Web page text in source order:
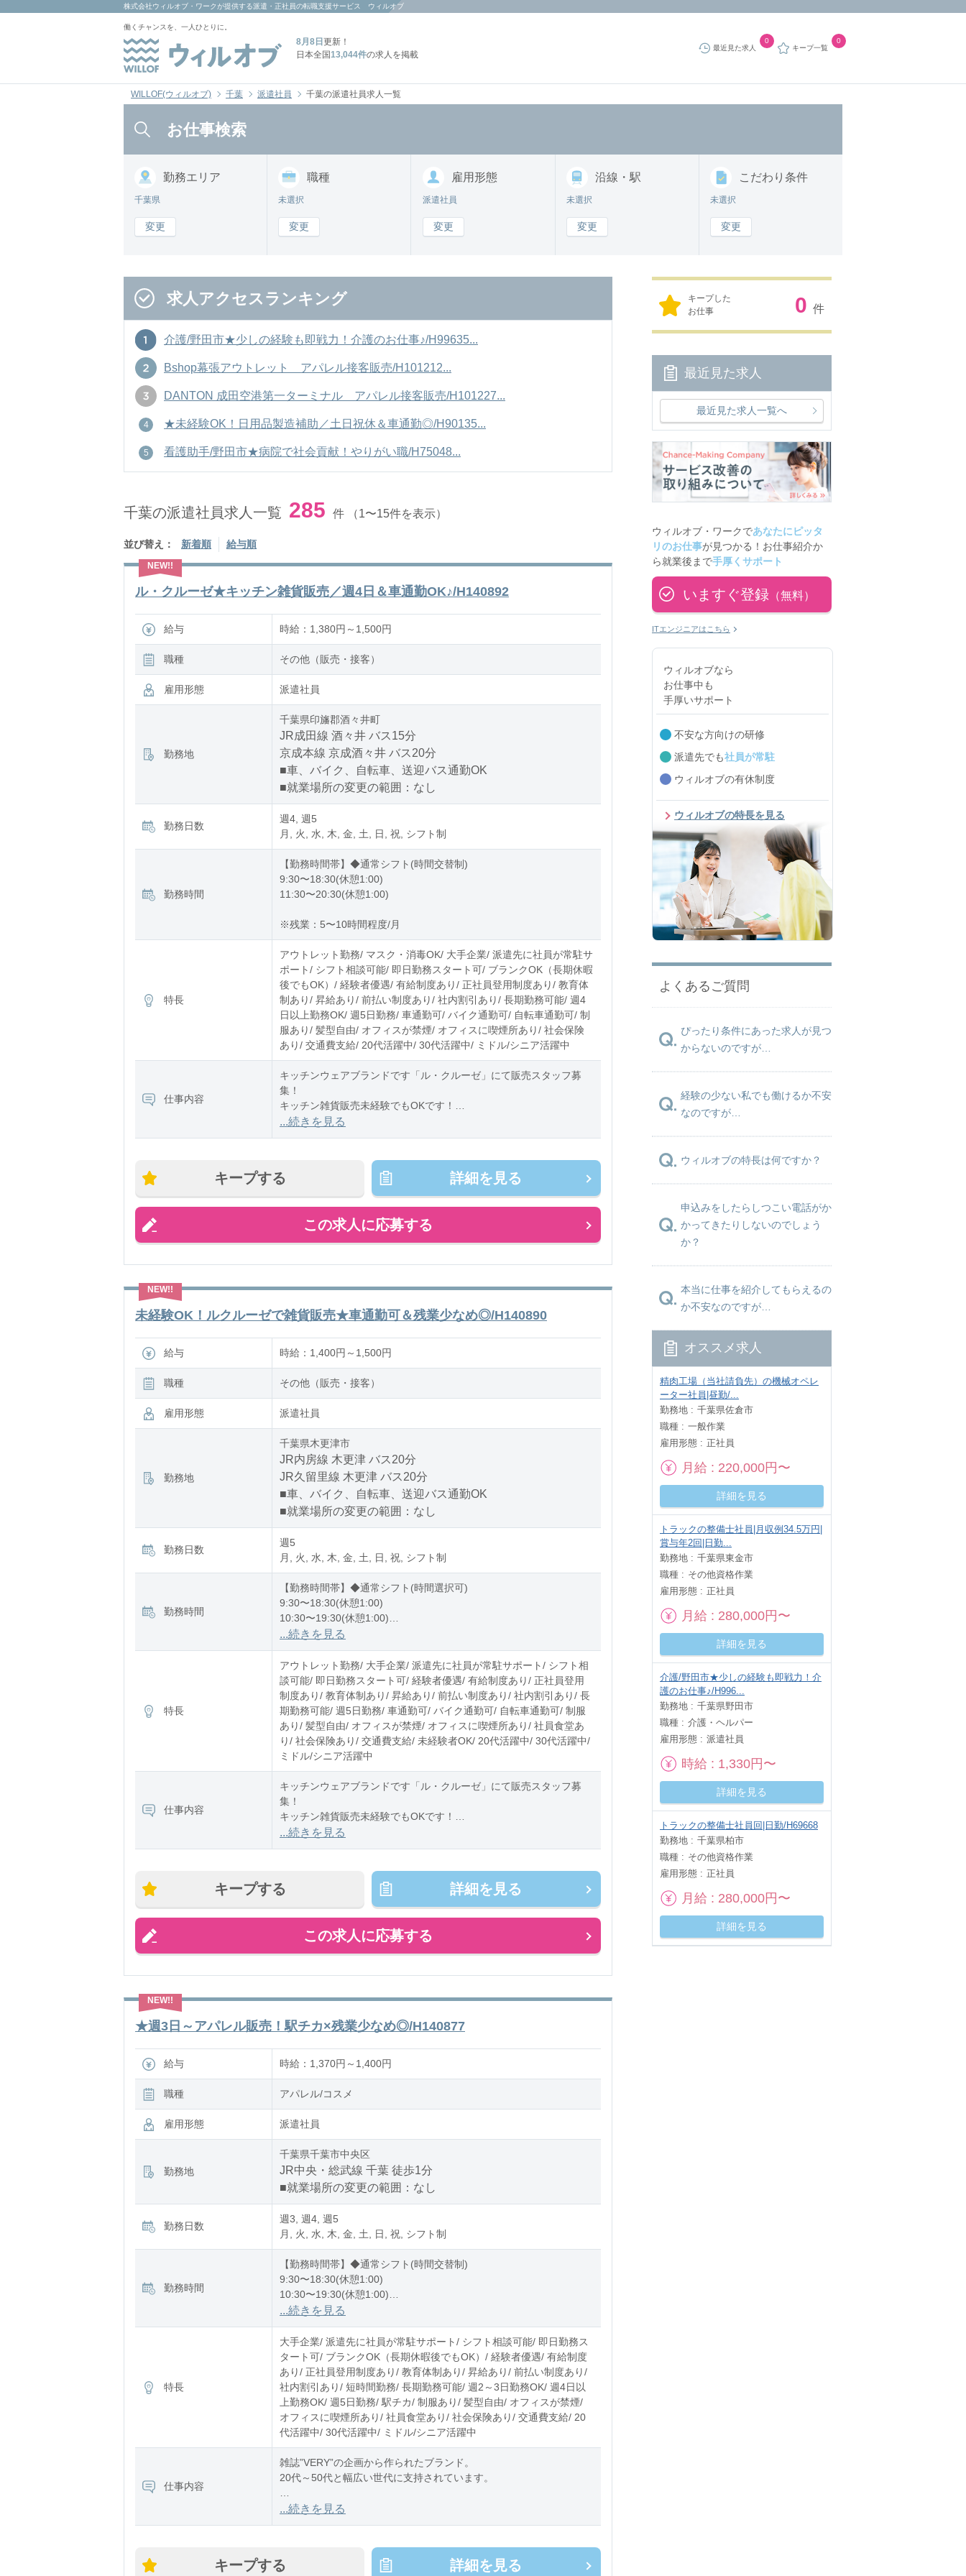
株式会社ウィルオブ・ワーク が提供する派遣・正社員の転職支援サービス ウィルオブ
働くチャンスを、一人ひとりに。
8月8日 更新！
日本全国13,044件の求人を掲載
最近見た求人
0
キープ一覧
0
WILLOF(ウィルオブ) 千葉 派遣社員 千葉の派遣社員求人一覧
お仕事検索
勤務エリア
千葉県
変更
職種
未選択
変更
雇用形態
派遣社員
変更
沿線・駅
未選択
変更
こだわり 条件
未選択
変更
求人アクセスランキング
介護/野田市★少しの経験も即戦力！介護のお仕事♪/H99635...
Bshop幕張アウトレット アパレル接客販売/H101212...
DANTON 成田空港第一ターミナル アパレル接客販売/H101227...
★未経験OK！日用品製造補助／土日祝休＆車通勤◎/H90135...
看護助手/野田市★病院で社会貢献！やりがい職/H75048...
千葉の派遣社員求人一覧 285 件 （1〜15件を表示）
並び替え： 新着順 給与順
ル・クルーゼ★キッチン雑貨販売／週4日＆車通勤OK♪/H140892
給与 時給：1,380円～1,500円
職種 その他（販売・接客）
雇用形態 派遣社員
勤務地
千葉県印旛郡酒々井町
JR成田線 酒々井 バス15分
京成本線 京成酒々井 バス20分
■車、バイク、自転車、送迎バス通勤OK
■就業場所の変更の範囲：なし
勤務日数
週4, 週5
月, 火, 水, 木, 金, 土, 日, 祝, シフト制
勤務時間
【勤務時間帯】◆通常シフト(時間交替制)
9:30〜18:30(休憩1:00)
11:30〜20:30(休憩1:00)
※残業：5〜10時間程度/月
特長
アウトレット勤務/ マスク・消毒OK/ 大手企業/ 派遣先に社員が常駐サ
ポート/ シフト相談可能/ 即日勤務スタート可/ ブランクOK（長期休暇
後でもOK）/ 経験者優遇/ 有給制度あり/ 正社員登用制度あり/ 教育体
制あり/ 昇給あり/ 前払い制度あり/ 社内割引あり/ 長期勤務可能/ 週4
日以上勤務OK/ 週5日勤務/ 車通勤可/ バイク通勤可/ 自転車通勤可/ 制
服あり/ 髪型自由/ オフィスが禁煙/ オフィスに喫煙所あり/ 社会保険
あり/ 交通費支給/ 20代活躍中/ 30代活躍中/ ミドル/シニア活躍中
仕事内容
キッチンウェアブランドです「ル・クルーゼ」にて販売スタッフ募
集！
キッチン雑貨販売未経験でもOKです！
【仕事内容 】
◆接客・
...続きを見る
キープする 詳細を見る
この求人に応募する
未経験OK！ルクルーゼで雑貨販売★車通勤可＆残業少なめ◎/H140890
給与 時給：1,400円～1,500円
職種 その他（販売・接客）
雇用形態 派遣社員
勤務地
千葉県木更津市
JR内房線 木更津 バス20分
JR久留里線 木更津 バス20分
■車、バイク、自転車、送迎バス通勤OK
■就業場所の変更の範囲：なし
勤務日数
週5
月, 火, 水, 木, 金, 土, 日, 祝, シフト制
勤務時間
【勤務時間帯】◆通常シフト(時間選択可)
9:30〜18:30(休憩1:00)
10:30〜19:30(休憩1:00)
11:30〜20:30(休憩1:00)
※残業：0〜9時間程度/月
...続きを見る
特長
アウトレット勤務/ 大手企業/ 派遣先に社員が常駐サポート/ シフト相
談可能/ 即日勤務スタート可/ 経験者優遇/ 有給制度あり/ 正社員登用
制度あり/ 教育体制あり/ 昇給あり/ 前払い制度あり/ 社内割引あり/ 長
期勤務可能/ 週5日勤務/ 車通勤可/ バイク通勤可/ 自転車通勤可/ 制服
あり/ 髪型自由/ オフィスが禁煙/ オフィスに喫煙所あり/ 社員食堂あ
り/ 社会保険あり/ 交通費支給/ 未経験者OK/ 20代活躍中/ 30代活躍中/
ミドル/シニア活躍中
仕事内容
キッチンウェアブランドです「ル・クルーゼ」にて販売スタッフ募
集！
キッチン雑貨販売未経験でもOKです！
【仕事内容 】
◆接客・
...続きを見る
キープする 詳細を見る
この求人に応募する
★週3日～アパレル販売！駅チカ×残業少なめ◎/H140877
給与 時給：1,370円～1,400円
職種 アパレル/コスメ
雇用形態 派遣社員
勤務地
千葉県千葉市中央区
JR中央・総武線 千葉 徒歩1分
■就業場所の変更の範囲：なし
勤務日数
週3, 週4, 週5
月, 火, 水, 木, 金, 土, 日, 祝, シフト制
勤務時間
【勤務時間帯】◆通常シフト(時間交替制)
9:30〜18:30(休憩1:00)
10:30〜19:30(休憩1:00)
11:30〜20:30(休憩1:00)
※残業：5〜10時間程度/月
※時短：1日6時間から勤務可能
...続きを見る
特長
大手企業/ 派遣先に社員が常駐サポート/ シフト相談可能/ 即日勤務ス
タート可/ ブランクOK（長期休暇後でもOK）/ 経験者優遇/ 有給制度
あり/ 正社員登用制度あり/ 教育体制あり/ 昇給あり/ 前払い制度あり/
社内割引あり/ 短時間勤務/ 長期勤務可能/ 週2～3日勤務OK/ 週4日以
上勤務OK/ 週5日勤務/ 駅チカ/ 制服あり/ 髪型自由/ オフィスが禁煙/
オフィスに喫煙所あり/ 社員食堂あり/ 社会保険あり/ 交通費支給/ 20
代活躍中/ 30代活躍中/ ミドル/シニア活躍中
仕事内容
雑誌”VERY”の企画から作られたブランド。
20代～50代と幅広い世代に支持されています。
・接客および販売
・在庫棚卸
...続きを見る
キープする 詳細を見る
キープした
お仕事
0 件
最近見た求人
最近見た求人一覧へ
ウィルオブ・ワークであなたにピッタ
リのお仕事が見つかる！お仕事紹介か
ら就業後まで手厚くサポート
いますぐ登録 （無料）
ITエンジニアはこちら
ウィルオブなら
お仕事中も
手厚いサポート
不安な方向けの研修
派遣先でも社員が常駐
ウィルオブの有休制度
ウィルオブの特長を見る
よくあるご質問
ぴったり条件にあった求人が見つ
からないのですが…
経験の少ない私でも働けるか不安
なのですが…
ウィルオブの特長は何ですか？
申込みをしたらしつこい電話がか
かってきたりしないのでしょう
か？
本当に仕事を紹介してもらえるの
か不安なのですが…
オススメ求人
精肉工場（当社請負先）の機械オペレ
ーター社員|昼勤/...
勤務地
千葉県佐倉市
職種
一般作業
雇用形態
正社員
月給 220,000円〜
詳細を見る
トラックの整備士社員|月収例34.5万円|
賞与年2回|日勤...
勤務地
千葉県東金市
職種
その他資格作業
雇用形態
正社員
月給 280,000円〜
詳細を見る
介護/野田市★少しの経験も即戦力！介
護のお仕事♪/H996...
勤務地
千葉県野田市
職種
介護・ヘルパー
雇用形態
派遣社員
時給 1,330円〜
詳細を見る
トラックの整備士社員回|日勤/H69668
勤務地
千葉県柏市
職種
その他資格作業
雇用形態
正社員
月給 280,000円〜
詳細を見る